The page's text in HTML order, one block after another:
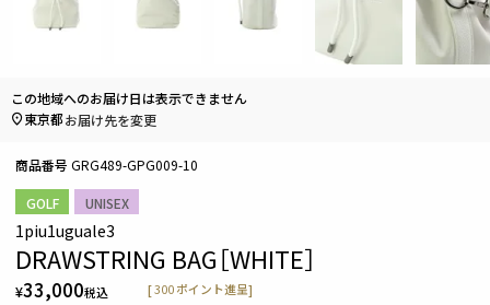
GOLF UNISEX
1piu1uguale3
DRAWSTRING BAG［WHITE］
¥33,000税込 [300 ポイント進呈]
商品番号 GRG489-GPG009-10
この地域へのお届け日は表示できません
東京都お届け先を変更